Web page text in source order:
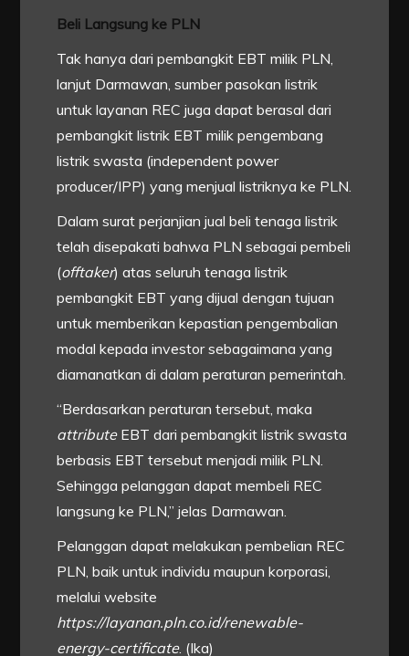
Beli Langsung ke PLN
Tak hanya dari pembangkit EBT milik PLN,
lanjut Darmawan, sumber pasokan listrik
untuk layanan REC juga dapat berasal dari
pembangkit listrik EBT milik pengembang
listrik swasta (independent power
producer/IPP) yang menjual listriknya ke PLN.
Dalam surat perjanjian jual beli tenaga listrik
telah disepakati bahwa PLN sebagai pembeli
(offtaker) atas seluruh tenaga listrik
pembangkit EBT yang dijual dengan tujuan
untuk memberikan kepastian pengembalian
modal kepada investor sebagaimana yang
diamanatkan di dalam peraturan pemerintah.
“Berdasarkan peraturan tersebut, maka
attributeEBT dari pembangkit listrik swasta
berbasis EBT tersebut menjadi milik PLN.
Sehingga pelanggan dapat membeli REC
langsung ke PLN,” jelas Darmawan.
Pelanggan dapat melakukan pembelian REC
PLN, baik untuk individu maupun korporasi,
melalui website
https://layanan.pln.co.id/renewable-
energy-certificate. (Ika)